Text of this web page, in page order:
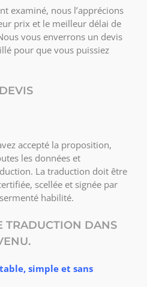
examiné, nous l’apprécions
prix et le meilleur délai de
vous enverrons un devis
pour que vous puissiez
accepté la proposition,
les données et
La traduction doit être
scellée et signée par
habilité.
TRADUCTION DANS
simple et sans